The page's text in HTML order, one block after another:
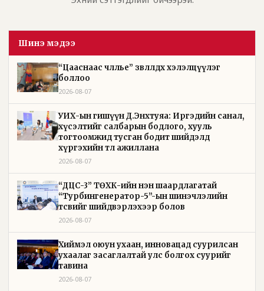
Шинэ мэдээ
“Цааснаас чөлөөлье” зөвлөлдөх хэлэлцүүлэг
боллоо
2026-08-07
УИХ-ын гишүүн Д.Энхтуяа: Иргэдийн санал,
хүсэлтийг салбарын бодлого, хууль
тогтоомжид тусган бодит шийдэлд
хүргэхийн төлөө ажиллана
2026-08-07
“ДЦС-3” ТӨХК-ийн нэн шаардлагатай
“Турбингенератор-5”-ын шинэчлэлийн
төсвийг шийдвэрлэхээр болов
2026-08-07
Хиймэл оюун ухаан, инновацад суурилсан
ухаалаг засаглалтай улс болгох суурийг
тавина
2026-08-07